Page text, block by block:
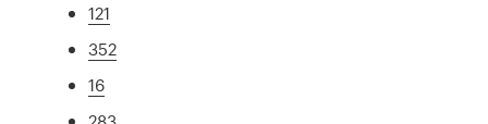
121
352
16